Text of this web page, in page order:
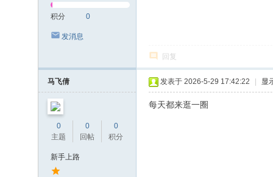
积分 0
发消息
回复
马飞倩
0
主题
0
回帖
0
积分
新手上路
发表于 2026-5-29 17:42:22 显
每天都来逛一圈